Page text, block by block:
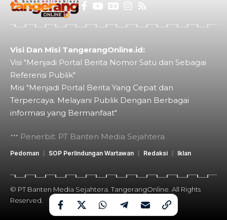
Visi Dan Misi TangerangOnline.id:
Visi "Menjadi Portal Berita Nomor Satu dan Sebagai
Referensi Publik"
Misi "Menjadi Portal Berita Yang Cepat dan
Terpercaya. Melayani Publik Dengan Berbagai
informasi yang Bermanfaat"
Penerbit: PT Banten Media Sejahtera
Pedoman SOP Perlindungan Wartawan Redaksi Iklan
© PT Banten Media Sejahtera. TangerangOnline. All Rights
Reserved.